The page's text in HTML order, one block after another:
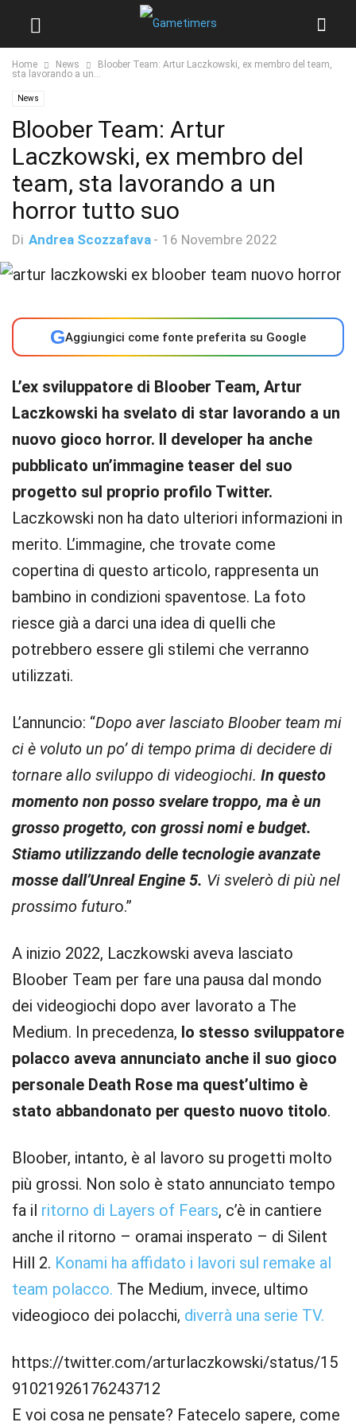
Home News
Bloober Team: Artur Laczkowski, ex membro del team,
sta lavorando a un...
News
Bloober Team: Artur
Laczkowski, ex membro del
team, sta lavorando a un
horror tutto suo
Di Andrea Scozzafava - 16 Novembre 2022
GAggiungici come fonte preferita su Google
L’ex sviluppatore di Bloober Team, Artur
Laczkowski ha svelato di star lavorando a un
nuovo gioco horror. Il developer ha anche
pubblicato un’immagine teaser del suo
progetto sul proprio profilo Twitter.
Laczkowski non ha dato ulteriori informazioni in
merito. L’immagine, che trovate come
copertina di questo articolo, rappresenta un
bambino in condizioni spaventose. La foto
riesce già a darci una idea di quelli che
potrebbero essere gli stilemi che verranno
utilizzati.
L’annuncio: “Dopo aver lasciato Bloober team mi
ci è voluto un po’ di tempo prima di decidere di
tornare allo sviluppo di videogiochi. In questo
momento non posso svelare troppo, ma è un
grosso progetto, con grossi nomi e budget.
Stiamo utilizzando delle tecnologie avanzate
mosse dall’Unreal Engine 5. Vi svelerò di più nel
prossimo futuro.”
A inizio 2022, Laczkowski aveva lasciato
Bloober Team per fare una pausa dal mondo
dei videogiochi dopo aver lavorato a The
Medium. In precedenza, lo stesso sviluppatore
polacco aveva annunciato anche il suo gioco
personale Death Rose ma quest’ultimo è
stato abbandonato per questo nuovo titolo.
Bloober, intanto, è al lavoro su progetti molto
più grossi. Non solo è stato annunciato tempo
fa il ritorno di Layers of Fears, c’è in cantiere
anche il ritorno – oramai insperato – di Silent
Hill 2. Konami ha affidato i lavori sul remake al
team polacco. The Medium, invece, ultimo
videogioco dei polacchi, diverrà una serie TV.
https://twitter.com/arturlaczkowski/status/15
91021926176243712
E voi cosa ne pensate? Fatecelo sapere, come